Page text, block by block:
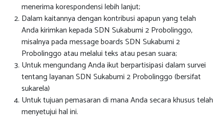
menerima korespondensi lebih lanjut;
Dalam kaitannya dengan kontribusi apapun yang telah
Anda kirimkan kepada SDN Sukabumi 2 Probolinggo,
misalnya pada message boards SDN Sukabumi 2
Probolinggo atau melalui teks atau pesan suara;
Untuk mengundang Anda ikut berpartisipasi dalam survei
tentang layanan SDN Sukabumi 2 Probolinggo (bersifat
sukarela)
Untuk tujuan pemasaran di mana Anda secara khusus telah
menyetujui hal ini.